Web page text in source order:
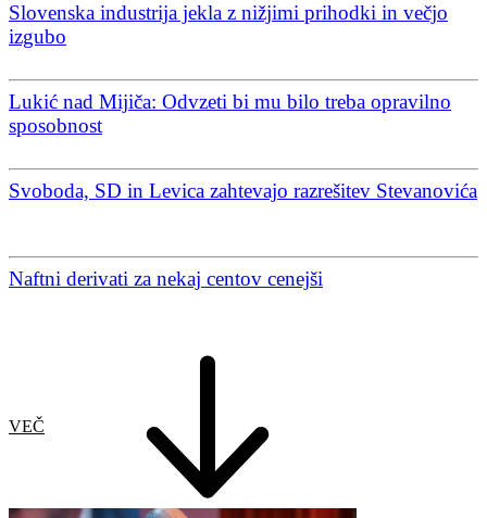
Slovenska industrija jekla z nižjimi prihodki in večjo
izgubo
Lukić nad Mijiča: Odvzeti bi mu bilo treba opravilno
sposobnost
Svoboda, SD in Levica zahtevajo razrešitev Stevanovića
Naftni derivati za nekaj centov cenejši
VEČ